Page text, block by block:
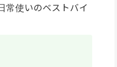
常使いのベストバイ